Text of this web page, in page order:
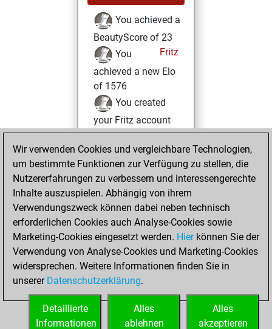
You achieved a
BeautyScore of 23
Fritz
You
achieved a new Elo
of 1576
You created
your Fritz account
Dienstag, Juni 11,
2024
You played 3
bullet games
Play
You scored +0
=0 -3 in bullet
You played 1
slow games
You scored +0
=0 -1 in slow games
Wir verwenden Cookies und vergleichbare Technologien,
um bestimmte Funktionen zur Verfügung zu stellen, die
Nutzererfahrungen zu verbessern und interessengerechte
Inhalte auszuspielen. Abhängig von ihrem
Verwendungszweck können dabei neben technisch
erforderlichen Cookies auch Analyse-Cookies sowie
Marketing-Cookies eingesetzt werden. Hierkönnen Sie der
Verwendung von Analyse-Cookies und Marketing-Cookies
widersprechen. Weitere Informationen finden Sie in
unserer Datenschutzerklärung.
Alles
akzeptieren
Alles
ablehnen
Detaillierte
Informationen